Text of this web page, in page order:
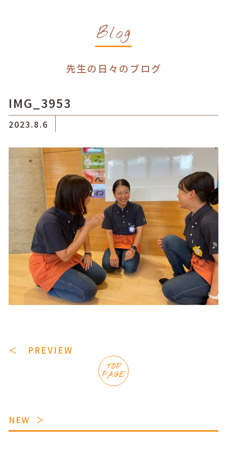
Blog
先生の日々のブログ
IMG_3953
2023.8.6
＜ PREVIEW
TOP
PAGE
NEW